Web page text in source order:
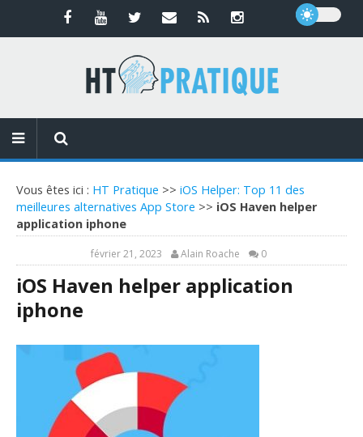
Vous êtes ici : HT Pratique >> iOS Helper: Top 11 des
meilleures alternatives App Store >> iOS Haven helper
application iphone
février 21, 2023 Alain Roache 0
iOS Haven helper application
iphone